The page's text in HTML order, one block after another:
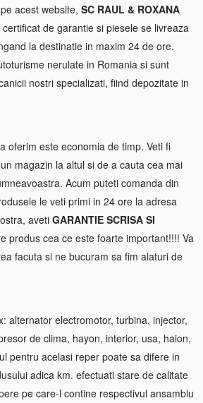
acest website, SC RAUL & ROXANA
de garantie si piesele se livreaza
la destinatie in maxim 24 de ore.
nerulate in Romania si sunt
nostri specializati, fiind depozitate in
oferim este economia de timp. Veti fi
magazin la altul si de a cauta cea mai
Acum puteti comanda din
le veti primi in 24 ore la adresa
aveti GARANTIE SCRISA SI
produs cea ce este foarte important!!!! Va
facuta si ne bucuram sa fim alaturi de
alternator electromotor, turbina, injector,
de clima, hayon, interior, usa, haion,
pentru acelasi reper poate sa difere in
adica km. efectuati stare de calitate
pe care-l contine respectivul ansamblu